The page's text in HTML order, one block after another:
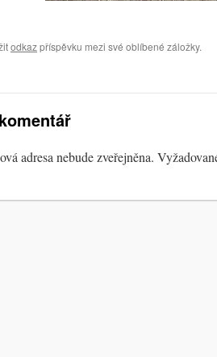
odkazpříspěvku mezi své oblíbené záložky.
adresa nebude zveřejněna.